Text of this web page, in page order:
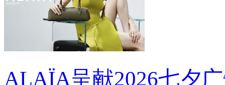
ALAÏA呈献2026七夕